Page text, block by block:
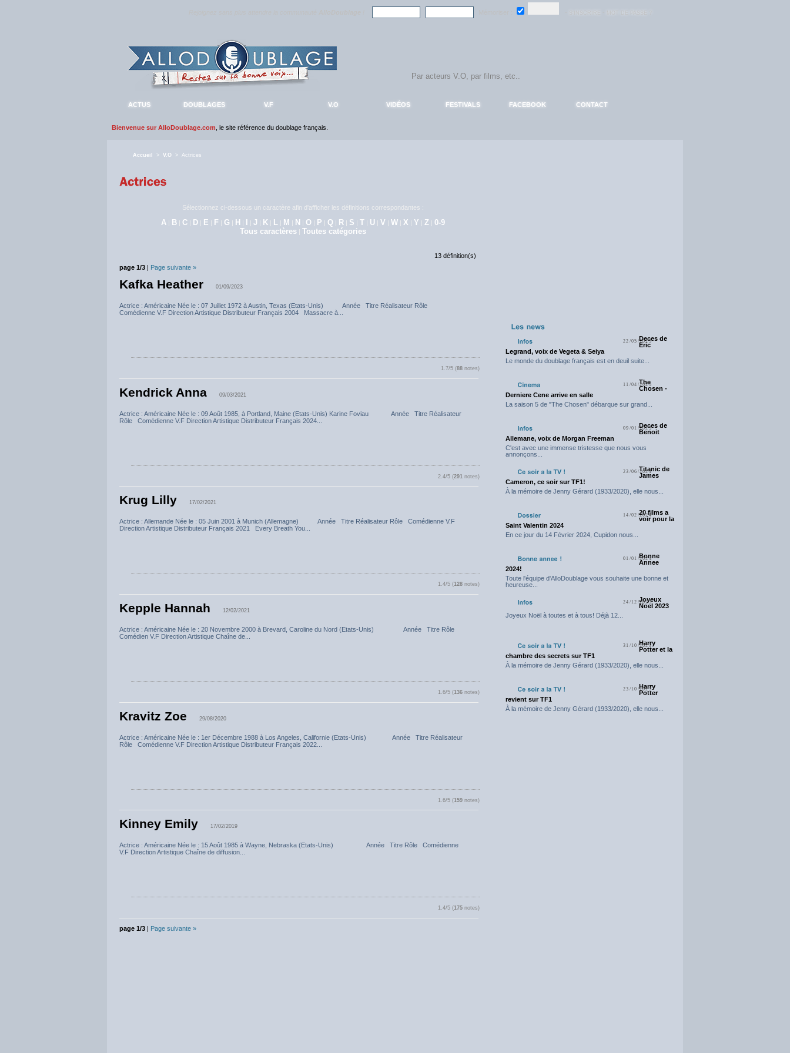
ACTUS DOUBLAGES V.F V.O VIDÉOS FESTIVALS FACEBOOK CONTACT
Bienvenue sur AlloDoublage.com , le site référence du doublage français.
Accueil > V.O > Actrices
Sélectionnez ci-dessous un caractère afin d'afficher les définitions correspondantes :
A | B | C | D | E | F | G | H | I |J | K | L | M | N | O | P | Q | R | S | T | U | V |W | X | Y | Z |0-9
Tous caractères | Toutes catégories
13 définition(s)
page 1/3 | Page suivante »
Kafka Heather 01/09/2023
Actrice : Américaine Née le : 07 Juillet 1972 à Austin, Texas (Etats-Unis) Année Titre Réalisateur Rôle
Comédienne V.F Direction Artistique Distributeur Français 2004 Massacre à...
1.7/5 (88notes)
Kendrick Anna 09/03/2021
Actrice : Américaine Née le : 09 Août 1985, à Portland, Maine (Etats-Unis) Karine Foviau Année Titre Réalisateur
Rôle Comédienne V.F Direction Artistique Distributeur Français 2024...
2.4/5 (291 notes)
Krug Lilly 17/02/2021
Actrice : Allemande Née le : 05 Juin 2001 à Munich (Allemagne) Année Titre Réalisateur Rôle Comédienne V.F
Direction Artistique Distributeur Français 2021 Every Breath You...
1.4/5 (128notes)
Kepple Hannah 12/02/2021
Actrice : Américaine Née le : 20 Novembre 2000 à Brevard, Caroline du Nord (Etats-Unis) Année Titre Rôle
Comédien V.F Direction Artistique Chaîne de...
1.6/5 (136notes)
Kravitz Zoe 29/08/2020
Actrice : Américaine Née le : 1er Décembre 1988 à Los Angeles, Californie (Etats-Unis) Année Titre Réalisateur
Rôle Comédienne V.F Direction Artistique Distributeur Français 2022...
1.6/5 (159notes)
Kinney Emily 17/02/2019
Actrice : Américaine Née le : 15 Août 1985 à Wayne, Nebraska (Etats-Unis) Année Titre Rôle Comédienne
V.F Direction Artistique Chaîne de diffusion...
1.4/5 (175notes)
page 1/3 | Page suivante »
22/05/2025Deces de
Eric
Legrand, voix de Vegeta & Seiya
Le monde du doublage français est en deuil suite...
11/04/2025
The
Chosen -
Derniere Cene arrive en salle
La saison 5 de "The Chosen" débarque sur grand...
09/01/2025Deces de
Benoit
Allemane, voix de Morgan Freeman
C'est avec une immense tristesse que nous vous
annonçons...
23/06/2024Titanic de
James
Cameron, ce soir sur TF1!
À la mémoire de Jenny Gérard (1933/2020), elle nous...
14/02/202420 films a
voir pour la
Saint Valentin 2024
En ce jour du 14 Février 2024, Cupidon nous...
01/01/2024
Bonne
Annee
2024!
Toute l'équipe d'AlloDoublage vous souhaite une bonne et
heureuse...
24/12/2023
Joyeux
Noel 2023
Joyeux Noël à toutes et à tous! Déjà 12...
31/10/2023
Harry
Potter et la
chambre des secrets sur TF1
À la mémoire de Jenny Gérard (1933/2020), elle nous...
23/10/2023
Harry
Potter
revient sur TF1
À la mémoire de Jenny Gérard (1933/2020), elle nous...